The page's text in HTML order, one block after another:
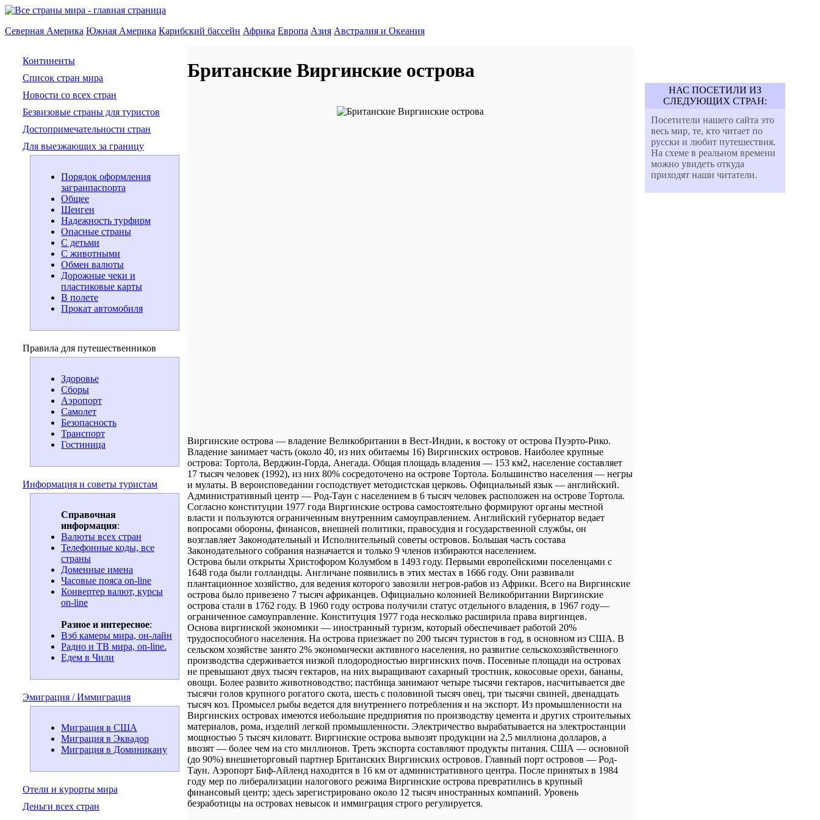
Северная Америка Южная Америка Карибский бассейн Африка Европа Азия Австралия и Океания
Континенты
Список стран мира
Новости со всех стран
Безвизовые страны для туристов
Достопримечательности стран
Для выезжающих за границу
Порядок оформления
загранпаспорта
Общее
Шенген
Надежность турфирм
Опасные страны
С детьми
С животными
Обмен валюты
Дорожные чеки и
пластиковые карты
В полете
Прокат автомобиля
Правила для путешественников
Здоровье
Сборы
Аэропорт
Самолет
Безопасность
Транспорт
Гостиница
Информация и советы туристам
Справочная
информация:
Валюты всех стран
Телефонные коды, все
страны
Доменные имена
Часовые пояса on-line
Конвертер валют, курсы
on-line
Разное и интересное:
Вэб камеры мира, он-лайн
Радио и ТВ мира, on-line.
Едем в Чили
Эмиграция / Иммиграция
Миграция в США
Миграция в Эквадор
Миграция в Доминикану
Отели и курорты мира
Деньги всех стран
Британские Виргинские острова
Виргинские острова — владение Великобритании в Вест-Индии, к востоку от острова Пуэрто-Рико.
Владение занимает часть (около 40, из них обитаемы 16) Виргинских островов. Наиболее крупные
острова: Тортола, Верджин-Горда, Анегада. Общая площадь владения — 153 км2, население составляет
17 тысяч человек (1992), из них 80% сосредоточено на острове Тортола. Большинство населения — негры
и мулаты. В вероисповедании господствует методистская церковь. Официальный язык — английский.
Административный центр — Род-Таун с населением в 6 тысяч человек расположен на острове Тортола.
Согласно конституции 1977 года Виргинские острова самостоятельно формируют органы местной
власти и пользуются ограниченным внутренним самоуправлением. Английский губернатор ведает
вопросами обороны, финансов, внешней политики, правосудия и государственной службы, он
возглавляет Законодательный и Исполнительный советы островов. Большая часть состава
Законодательного собрания назначается и только 9 членов избираются населением.
Острова были открыты Христофором Колумбом в 1493 году. Первыми европейскими поселенцами с
1648 года были голландцы. Англичане появились в этих местах в 1666 году. Они развивали
плантационное хозяйство, для ведения которого завозили негров-рабов из Африки. Всего на Виргинские
острова было привезено 7 тысяч африканцев. Официально колонией Великобритании Виргинские
острова стали в 1762 году. В 1960 году острова получили статус отдельного владения, в 1967 году—
ограниченное самоуправление. Конституция 1977 года несколько расширила права виргинцев.
Основа виргинской экономики — иностранный туризм, который обеспечивает работой 20%
трудоспособного населения. На острова приезжает по 200 тысяч туристов в год, в основном из США. В
сельском хозяйстве занято 2% экономически активного населения, но развитие сельскохозяйственного
производства сдерживается низкой плодородностью виргинских почв. Посевные площади на островах
не превышают двух тысяч гектаров, на них выращивают сахарный тростник, кокосовые орехи, бананы,
овощи. Более развито животноводство; пастбища занимают четыре тысячи гектаров, насчитывается две
тысячи голов крупного рогатого скота, шесть с половиной тысяч овец, три тысячи свиней, двенадцать
тысяч коз. Промысел рыбы ведется для внутреннего потребления и на экспорт. Из промышленности на
Виргинских островах имеются небольшие предприятия по производству цемента и других строительных
материалов, рома, изделий легкой промышленности. Электричество вырабатывается на электростанции
мощностью 5 тысяч киловатт. Виргинские острова вывозят продукции на 2,5 миллиона долларов, а
ввозят — более чем на сто миллионов. Треть экспорта составляют продукты питания. США — основной
(до 90%) внешнеторговый партнер Британских Виргинских островов. Главный порт островов — Род-
Таун. Аэропорт Биф-Айленд находится в 16 км от административного центра. После принятых в 1984
году мер по либерализации налогового режима Виргинские острова превратились в крупный
финансовый центр; здесь зарегистрировано около 12 тысяч иностранных компаний. Уровень
безработицы на островах невысок и иммиграция строго регулируется.
НАС ПОСЕТИЛИ ИЗ
СЛЕДУЮЩИХ СТРАН:
Посетители нашего сайта это
весь мир, те, кто читает по
русски и любит путешествия.
На схеме в реальном времени
можно увидеть откуда
приходят наши читатели.